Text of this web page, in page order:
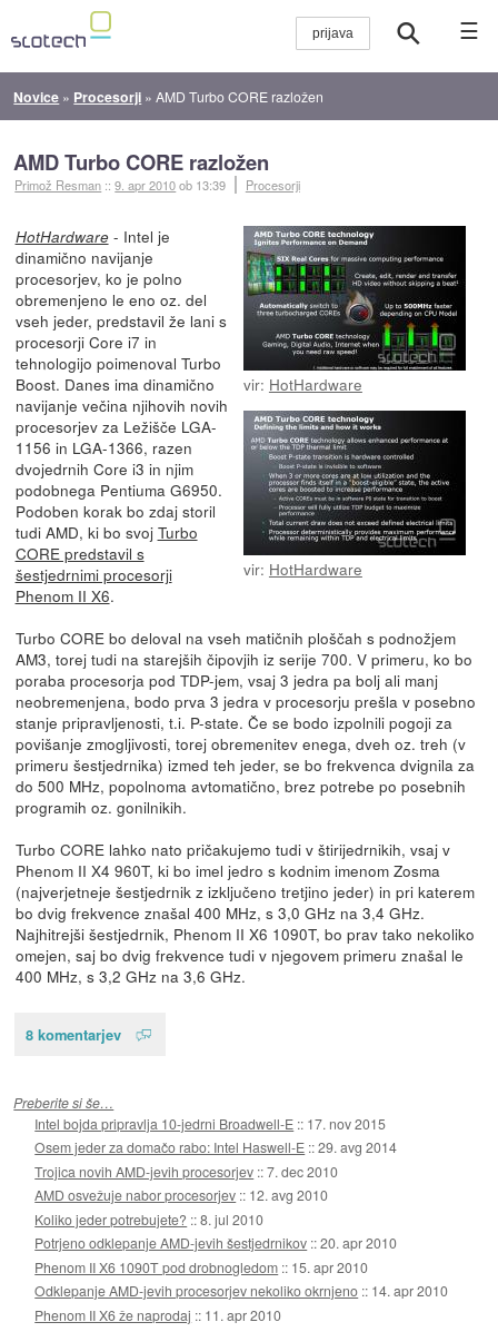
☰
Novice » Procesorji »AMD Turbo CORE razložen
AMD Turbo CORE razložen
Primož Resman ::9. apr 2010ob 13:39 Procesorji
vir: HotHardware
vir: HotHardware
HotHardware- Intel je
dinamično navijanje
procesorjev, ko je polno
obremenjeno le eno oz. del
vseh jeder, predstavil že lani s
procesorji Core i7 in
tehnologijo poimenoval Turbo
Boost. Danes ima dinamično
navijanje večina njihovih novih
procesorjev za Ležišče LGA-
1156 in LGA-1366, razen
dvojedrnih Core i3 in njim
podobnega Pentiuma G6950.
Podoben korak bo zdaj storil
tudi AMD, ki bo svoj Turbo
CORE predstavil s
šestjedrnimi procesorji
Phenom II X6.
Turbo CORE bo deloval na vseh matičnih ploščah s podnožjem
AM3, torej tudi na starejših čipovjih iz serije 700. V primeru, ko bo
poraba procesorja pod TDP-jem, vsaj 3 jedra pa bolj ali manj
neobremenjena, bodo prva 3 jedra v procesorju prešla v posebno
stanje pripravljenosti, t.i. P-state. Če se bodo izpolnili pogoji za
povišanje zmogljivosti, torej obremenitev enega, dveh oz. treh (v
primeru šestjedrnika) izmed teh jeder, se bo frekvenca dvignila za
do 500 MHz, popolnoma avtomatično, brez potrebe po posebnih
programih oz. gonilnikih.
Turbo CORE lahko nato pričakujemo tudi v štirijedrnikih, vsaj v
Phenom II X4 960T, ki bo imel jedro s kodnim imenom Zosma
(najverjetneje šestjedrnik z izključeno tretjino jeder) in pri katerem
bo dvig frekvence znašal 400 MHz, s 3,0 GHz na 3,4 GHz.
Najhitrejši šestjedrnik, Phenom II X6 1090T, bo prav tako nekoliko
omejen, saj bo dvig frekvence tudi v njegovem primeru znašal le
400 MHz, s 3,2 GHz na 3,6 GHz.
8 komentarjev
Preberite si še…
Intel bojda pripravlja 10-jedrni Broadwell-E :: 17. nov 2015
Osem jeder za domačo rabo: Intel Haswell-E ::29. avg 2014
Trojica novih AMD-jevih procesorjev ::7. dec 2010
AMD osvežuje nabor procesorjev :: 12. avg 2010
Koliko jeder potrebujete? ::8. jul 2010
Potrjeno odklepanje AMD-jevih šestjedrnikov ::20. apr 2010
Phenom II X6 1090T pod drobnogledom :: 15. apr 2010
Odklepanje AMD-jevih procesorjev nekoliko okrnjeno :: 14. apr 2010
Phenom II X6 že naprodaj :: 11. apr 2010